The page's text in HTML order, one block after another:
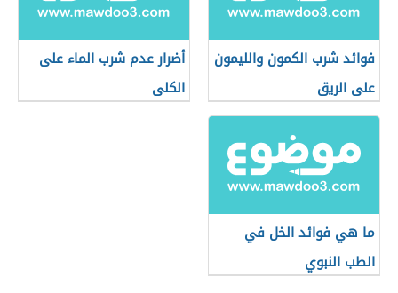
فوائد شرب الكمون والليمون
على الريق
أضرار عدم شرب الماء على
الكلى
ما هي فوائد الخل في
الطب النبوي